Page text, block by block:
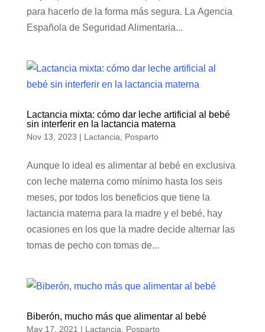
para hacerlo de la forma más segura. La Agencia
Española de Seguridad Alimentaria...
Lactancia mixta: cómo dar leche artificial al bebé
sin interferir en la lactancia materna
Nov 13, 2023 | Lactancia, Posparto
Aunque lo ideal es alimentar al bebé en exclusiva
con leche materna como mínimo hasta los seis
meses, por todos los beneficios que tiene la
lactancia materna para la madre y el bebé, hay
ocasiones en los que la madre decide alternar las
tomas de pecho con tomas de...
Biberón, mucho más que alimentar al bebé
May 17, 2021 | Lactancia, Posparto